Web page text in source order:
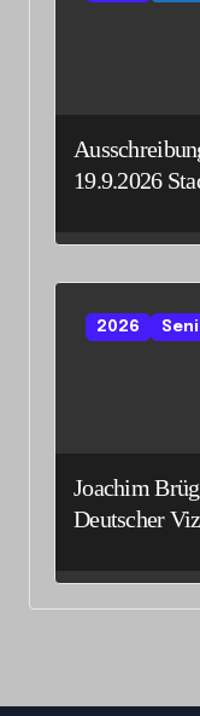
19.9.2026
2026
Joachim
Deutscher